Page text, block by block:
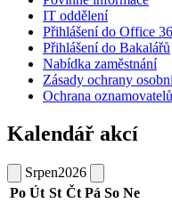
IT oddělení
Přihlášení do Office
Přihlášení do Bakalářů
Nabídka zaměstnání
Zásady ochrany
Ochrana
Kalendář akcí
Srpen2026
Po Út St Čt Pá So Ne